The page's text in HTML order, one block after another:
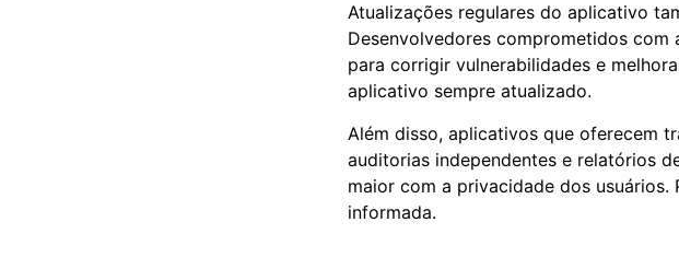
Atualizações regulares do aplicativo
Desenvolvedores comprometidos
para corrigir vulnerabilidades e
aplicativo sempre atualizado.
Além disso, aplicativos que oferecem
auditorias independentes e relatórios
maior com a privacidade dos usuários.
informada.